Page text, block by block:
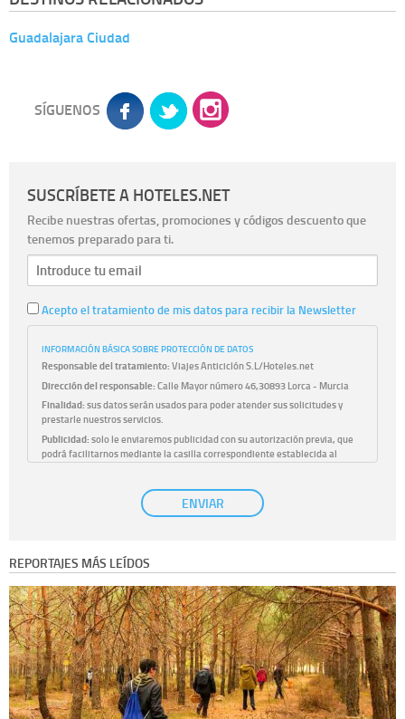
Guadalajara Ciudad
SÍGUENOS
SUSCRÍBETE A HOTELES.NET
Recibe nuestras ofertas, promociones y códigos descuento que
tenemos preparado para ti.
Acepto el tratamiento de mis datos para recibir la Newsletter
INFORMACIÓN BÁSICA SOBRE PROTECCIÓN DE DATOS
Responsable del tratamiento:Viajes Anticiclón S.L/Hoteles.net
Dirección del responsable:Calle Mayor número 46,30893 Lorca - Murcia
Finalidad:sus datos serán usados para poder atender sus solicitudes y
prestarle nuestros servicios.
Publicidad:solo le enviaremos publicidad con su autorización previa, que
podrá facilitarnos mediante la casilla correspondiente establecida al
únicamente trataremos sus datos con su consentimiento
previo, que podrá facilitarnos mediante la casilla correspondiente
información que le pedimos. No se comunicarán datos a terceros.
Derechos:tiene derecho a saber qué información tenemos sobre usted,
corregirla y eliminarla, tal y como se explica en la información adicional
disponible en nuestra página web.
Información complementaria:Puede consultar la información adicional y
detallada sobre cómo tratamos sus datos en lapolítica de privacidad
ENVIAR
REPORTAJES MÁS LEÍDOS